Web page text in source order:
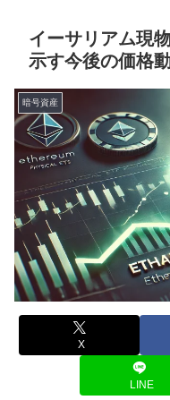
イーサリアム現
示す今後の価格
暗号資産
X
LINE